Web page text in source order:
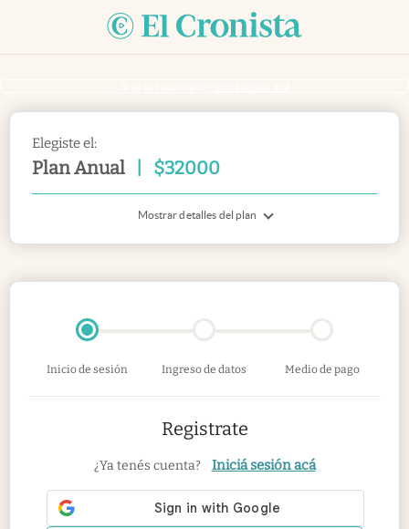
Elegiste el:
Plan Anual $32000
Mostrar detalles del plan
Inicio de sesión Ingreso de datos Medio de pago
Registrate
¿Ya tenés cuenta? Iniciá sesión acá